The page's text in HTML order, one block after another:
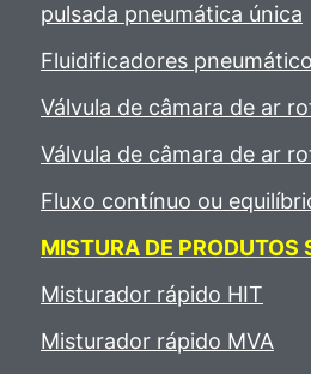
pulsada pneumática única
Fluidificadores
Válvula de câmara de ar
Válvula de câmara de ar
Fluxo contínuo ou
MISTURA DE PRODUTOS
Misturador rápido HIT
Misturador rápido MVA